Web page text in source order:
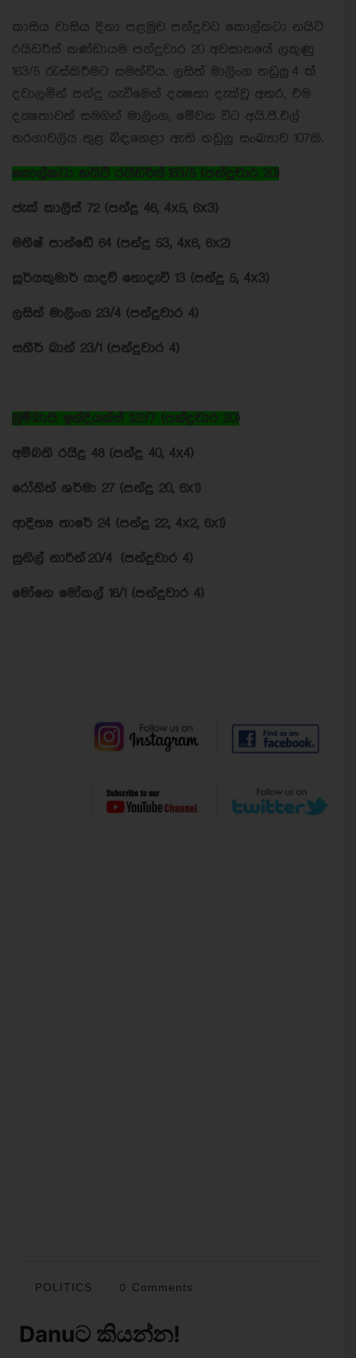
කාසිය වාසිය දිනා පළමුව පන්දුවට කොල්කටා නයිට්
රයිඩර්ස් කණ්ඩායම පන්දුවාර 20 අවසානයේ ලකුණු
163/5 රැස්කිරීමට සමත්විය. ලසිත් මාලිංග තඩුලු 4 ක්
දවාලමින් පන්දු යැවීමෙන් දක්‍ෂතා දැක්වූ අතර, එම
දක්‍ෂතාවත් සමගින් මාලිංග, මේවන විට අයි.පී.එල්
තරගාවලිය තුළ බිඳහෙළා ඇති කඩුලු සංඛ්‍යාව 107කි.
කොල්කටා නයිට් රයිඩර්ස් 163/5 (පන්දුවාර 20)
ජැක් කාලිස් 72 (පන්දු 46, 4x5, 6x3)
මනීෂ් පාන්ඩේ 64 (පන්දු 53, 4x6, 6x2)
සූර්යකුමාර් යාදව් නොදැවී 13 (පන්දු 5, 4x3)
ලසිත් මාලිංග 23/4 (පන්දුවාර 4)
සහීර් ඛාන් 23/1 (පන්දුවාර 4)
මුම්බායි ඉන්දියන්ස් 122/7 (පන්දුවාර 20)
අම්බති රයිදු 48 (පන්දු 40, 4x4)
රෝහිත් ශර්මා 27 (පන්දු 20, 6x1)
ආදිත්‍ය තාරේ 24 (පන්දු 22, 4x2, 6x1)
සුනිල් නාරින් 20/4 (පන්දුවාර 4)
මෝනෙ මෝකල් 16/1 (පන්දුවාර 4)
POLITICS 0 Comments